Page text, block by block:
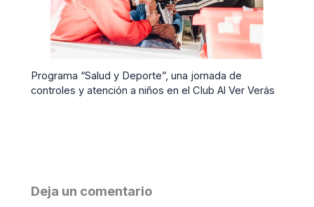
Programa “Salud y Deporte”, una jornada de
controles y atención a niños en el Club Al Ver Verás
Deja un comentario